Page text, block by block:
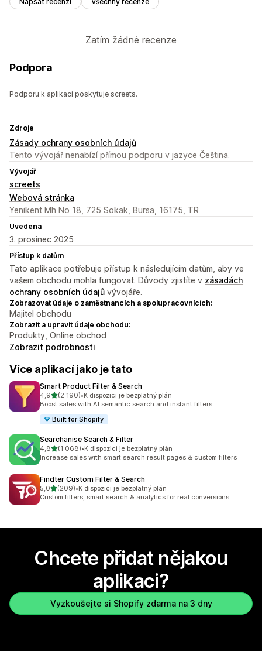
Zatím žádné recenze
Podpora
Podporu k aplikaci poskytuje screets.
Zdroje
Zásady ochrany osobních údajů
Tento vývojář nenabízí přímou podporu v jazyce Čeština.
Vývojář
screets
Webová stránka
Yenikent Mh No 18, 725 Sokak, Bursa, 16175, TR
Uvedena
3. prosinec 2025
Přístup k datům
Tato aplikace potřebuje přístup k následujícím datům, aby ve
vašem obchodu mohla fungovat. Důvody zjistíte v zásadách
ochrany osobních údajů vývojáře.
Zobrazovat údaje o zaměstnancích a spolupracovnících:
Majitel obchodu
Zobrazit a upravit údaje obchodu:
Produkty, Online obchod
Zobrazit podrobnosti
Více aplikací jako je tato
Smart Product Filter & Search
4,9z 5 hvězd
(2 190)
Celkový počet recenzí: 2190
•K dispozici je bezplatný plán
Boost sales with AI semantic search and instant filters
Built for Shopify
Searchanise Search & Filter
4,8z 5 hvězd
(1 068)
Celkový počet recenzí: 1068
•K dispozici je bezplatný plán
Increase sales with smart search result pages & custom filters
Findter Custom Filter & Search
5,0z 5 hvězd
(209)
Celkový počet recenzí: 209
•K dispozici je bezplatný plán
Custom filters, smart search & analytics for real conversions
Chcete přidat nějakou
aplikaci?
Vyzkoušejte si Shopify zdarma na 3 dny